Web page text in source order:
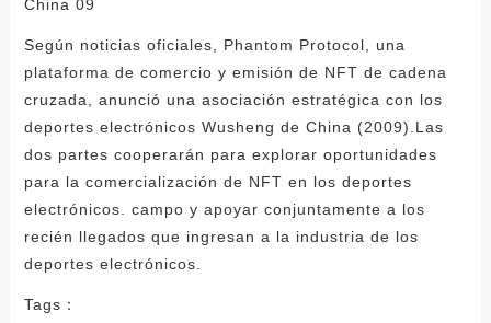
China 09
Según noticias oficiales, Phantom Protocol, una
plataforma de comercio y emisión de NFT de cadena
cruzada, anunció una asociación estratégica con los
deportes electrónicos Wusheng de China (2009).Las
dos partes cooperarán para explorar oportunidades
para la comercialización de NFT en los deportes
electrónicos. campo y apoyar conjuntamente a los
recién llegados que ingresan a la industria de los
deportes electrónicos.
Tags：